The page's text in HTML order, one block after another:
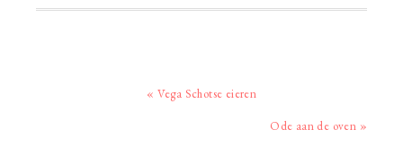
Vorig
« Vega Schotse eieren
Volgend
Ode aan de oven »